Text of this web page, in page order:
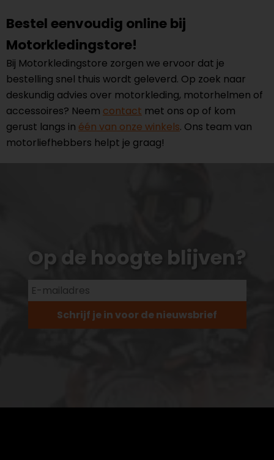
Bestel eenvoudig online bij
Motorkledingstore!
Bij Motorkledingstore zorgen we ervoor dat je
bestelling snel thuis wordt geleverd. Op zoek naar
deskundig advies over motorkleding, motorhelmen of
accessoires? Neem contact met ons op of kom
gerust langs in één van onze winkels. Ons team van
motorliefhebbers helpt je graag!
Op de hoogte blijven?
Schrijf je in voor de nieuwsbrief